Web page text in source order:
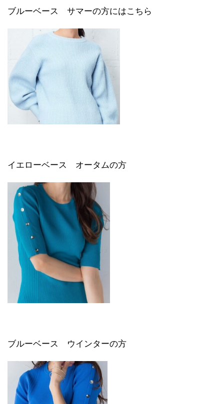
ブルーベース サマーの方にはこちら
イエローベース オータムの方
ブルーベース ウインターの方